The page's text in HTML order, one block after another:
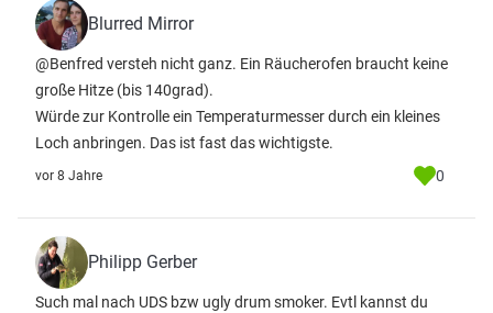
Blurred Mirror
@Benfred versteh nicht ganz. Ein Räucherofen braucht keine
große Hitze (bis 140grad).
Würde zur Kontrolle ein Temperaturmesser durch ein kleines
Loch anbringen. Das ist fast das wichtigste.
vor 8 Jahre 0
Philipp Gerber
Such mal nach UDS bzw ugly drum smoker. Evtl kannst du